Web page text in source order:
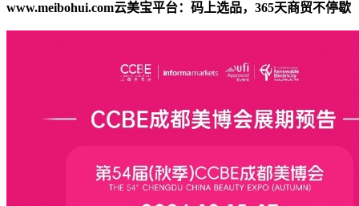
www.meibohui.com云美宝平台：码上选品，365天商贸不停歇